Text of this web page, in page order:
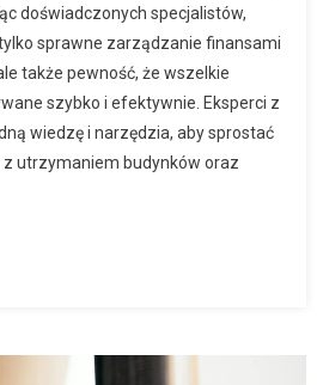
doświadczonych specjalistów,
sprawne zarządzanie finansami
także pewność, że wszelkie
szybko i efektywnie. Eksperci z
wiedzę i narzędzia, aby sprostać
utrzymaniem budynków oraz